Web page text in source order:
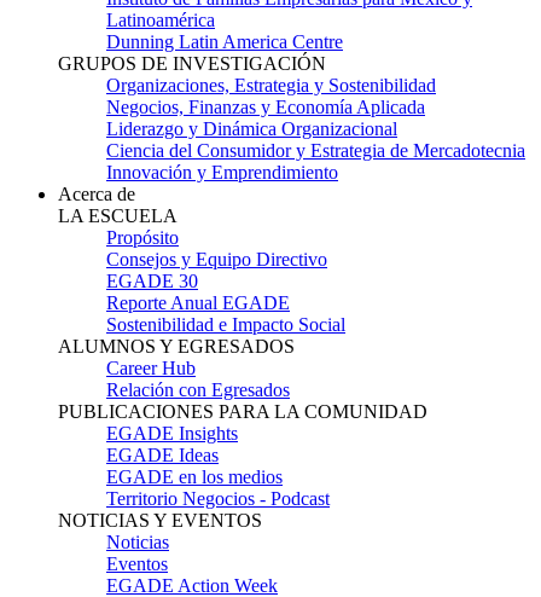
Latinoamérica
Dunning Latin America Centre
GRUPOS DE INVESTIGACIÓN
Organizaciones, Estrategia y Sostenibilidad
Negocios, Finanzas y Economía Aplicada
Liderazgo y Dinámica Organizacional
Ciencia del Consumidor y Estrategia de Mercadotecnia
Innovación y Emprendimiento
Acerca de
LA ESCUELA
Propósito
Consejos y Equipo Directivo
EGADE 30
Reporte Anual EGADE
Sostenibilidad e Impacto Social
ALUMNOS Y EGRESADOS
Career Hub
Relación con Egresados
PUBLICACIONES PARA LA COMUNIDAD
EGADE Insights
EGADE Ideas
EGADE en los medios
Territorio Negocios - Podcast
NOTICIAS Y EVENTOS
Noticias
Eventos
EGADE Action Week